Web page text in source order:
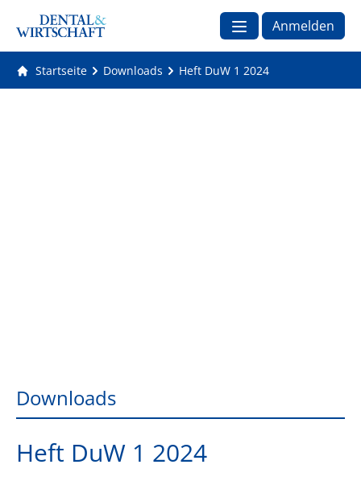
Anmelden
Startseite Downloads Heft DuW 1 2024
Downloads
Heft DuW 1 2024